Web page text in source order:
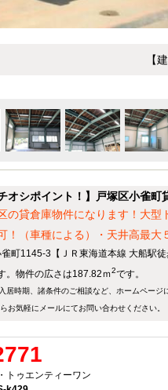
【
オシポイント！】戸塚区小雀町
の貸倉庫物件になります！大
！（車種による）・天井高最
町1145-3【ＪＲ東海道本線 大船駅徒
。物件の広さは187.82ｍ2です。
居時期、諸条件のご相談など、ホームページ
お気軽にメールにてお問い合わせください。
トゥエンティーワン